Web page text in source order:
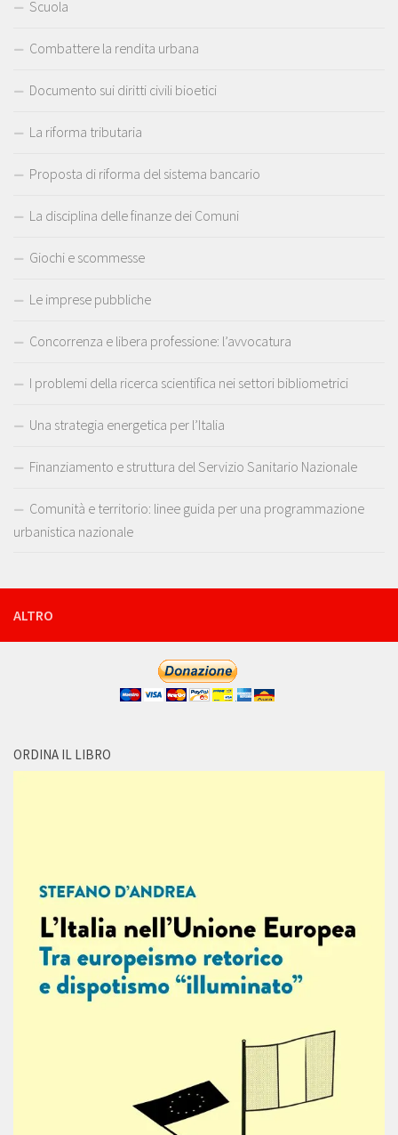
Scuola
Combattere la rendita urbana
Documento sui diritti civili bioetici
La riforma tributaria
Proposta di riforma del sistema bancario
La disciplina delle finanze dei Comuni
Giochi e scommesse
Le imprese pubbliche
Concorrenza e libera professione: l’avvocatura
I problemi della ricerca scientifica nei settori bibliometrici
Una strategia energetica per l’Italia
Finanziamento e struttura del Servizio Sanitario Nazionale
Comunità e territorio: linee guida per una programmazione
urbanistica nazionale
ALTRO
ORDINA IL LIBRO